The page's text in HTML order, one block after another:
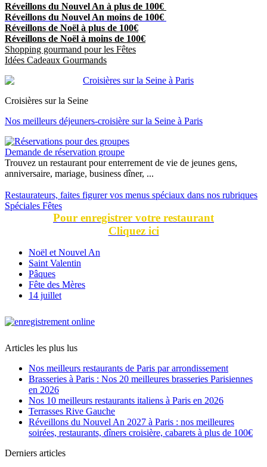
Réveillons du Nouvel An à plus de 100€
Réveillons du Nouvel An moins de 100€
Réveillons de Noël à plus de 100€
Réveillons de Noël à moins de 100€
Shopping gourmand pour les Fêtes
Idées Cadeaux Gourmands
Croisières sur la Seine
Nos meilleurs déjeuners-croisière sur la Seine à Paris
Demande de réservation groupe
Trouvez un restaurant pour enterrement de vie de jeunes gens,
anniversaire, mariage, business dîner, ...
Restaurateurs, faites figurer vos menus spéciaux dans nos rubriques
Spéciales Fêtes
Pour enregistrer votre restaurant
Cliquez ici
Noël et Nouvel An
Saint Valentin
Pâques
Fête des Mères
14 juillet
Articles les plus lus
Nos meilleurs restaurants de Paris par arrondissement
Brasseries à Paris : Nos 20 meilleures brasseries Parisiennes
en 2026
Nos 10 meilleurs restaurants italiens à Paris en 2026
Terrasses Rive Gauche
Réveillons du Nouvel An 2027 à Paris : nos meilleures
soirées, restaurants, dîners croisière, cabarets à plus de 100€
Derniers articles